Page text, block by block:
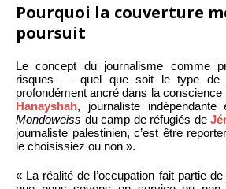
Pourquoi la couverture
poursuit
Le concept du journalisme comme
risques — quel que soit le type de
profondément ancré dans la conscience
Hanayshah, journaliste
Mondoweiss du camp de réfugiés de
journaliste palestinien, c’est être
le choisissiez ou non ».
« La réalité de l’occupation fait partie